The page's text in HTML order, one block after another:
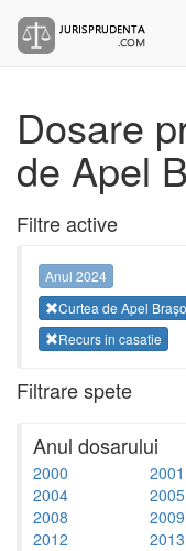
Dosare
de Apel
Filtre active
Anul 2024
Curtea de Apel
Recurs in casatie
Filtrare spete
Anul dosarului
2000 2001
2004
2005
2008
2009
2012
2013